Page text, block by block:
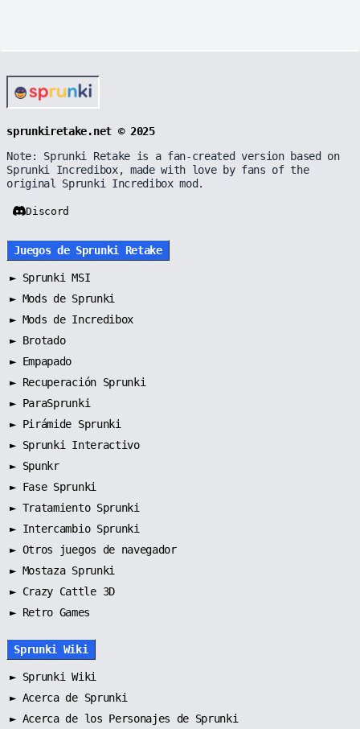
sprunkiretake.net © 2025
Note: Sprunki Retake is a fan-created version based on
Sprunki Incredibox, made with love by fans of the
original Sprunki Incredibox mod.
Discord
Juegos de Sprunki Retake
► Sprunki MSI
► Mods de Sprunki
► Mods de Incredibox
► Brotado
► Empapado
► Recuperación Sprunki
► ParaSprunki
► Pirámide Sprunki
► Sprunki Interactivo
► Spunkr
► Fase Sprunki
► Tratamiento Sprunki
► Intercambio Sprunki
► Otros juegos de navegador
► Mostaza Sprunki
► Crazy Cattle 3D
► Retro Games
Sprunki Wiki
► Sprunki Wiki
► Acerca de Sprunki
► Acerca de los Personajes de Sprunki